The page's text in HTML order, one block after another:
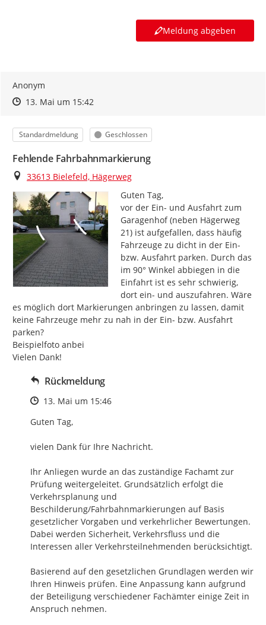
Meldung abgeben
Anonym
Zeitpunkt des Erstellens
Zeitpunkt des Erstellens
13. Mai um 15:42Zur Äußerung
Kategorie
Standardmeldung Status
Geschlossen
Fehlende Fahrbahnmarkierung
Ort
33613 Bielefeld, Hägerweg
Guten Tag,
vor der Ein- und Ausfahrt zum
Garagenhof (neben Hägerweg
21) ist aufgefallen, dass häufig
Fahrzeuge zu dicht in der Ein-
bzw. Ausfahrt parken. Durch das
im 90° Winkel abbiegen in die
Einfahrt ist es sehr schwierig,
dort ein- und auszufahren. Wäre
es möglich dort Markierungen anbringen zu lassen, damit
keine Fahrzeuge mehr zu nah in der Ein- bzw. Ausfahrt
parken?
Beispielfoto anbei
Vielen Dank!
Rückmeldung
Zeitpunkt des Erstellens
13. Mai um 15:46
Guten Tag,
vielen Dank für Ihre Nachricht.
Ihr Anliegen wurde an das zuständige Fachamt zur
Prüfung weitergeleitet. Grundsätzlich erfolgt die
Verkehrsplanung und
Beschilderung/Fahrbahnmarkierungen auf Basis
gesetzlicher Vorgaben und verkehrlicher Bewertungen.
Dabei werden Sicherheit, Verkehrsfluss und die
Interessen aller Verkehrsteilnehmenden berücksichtigt.
Basierend auf den gesetzlichen Grundlagen werden wir
Ihren Hinweis prüfen. Eine Anpassung kann aufgrund
der Beteiligung verschiedener Fachämter einige Zeit in
Anspruch nehmen.